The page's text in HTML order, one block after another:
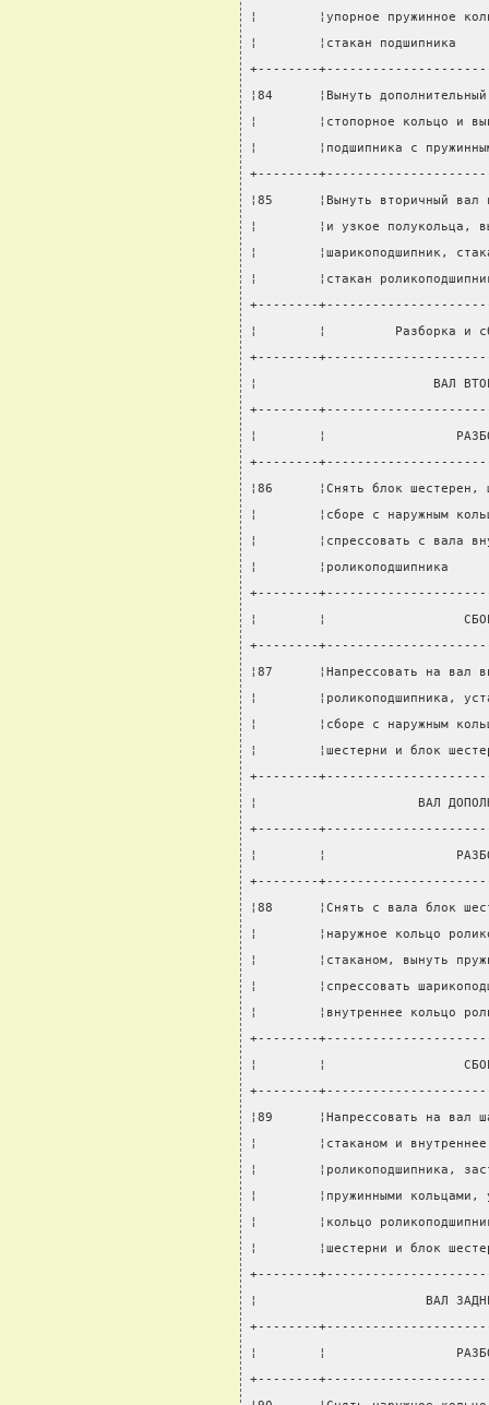
¦        ¦упорное пружинное
¦        ¦стакан
+--------
¦84      ¦Вынуть
¦        ¦стопорное кольцо и
¦        ¦подшипника с
+--------
¦85      ¦Вынуть вторичный
¦        ¦и узкое
¦        ¦шарикоподшипник,
¦        ¦стакан
+--------
¦        ¦         Разборка и
+--------
¦                       ВАЛ
+--------
¦        ¦
+--------
¦86      ¦Снять блок
¦        ¦сборе с наружным
¦        ¦спрессовать с вала
¦
+--------
¦        ¦
+--------
¦87      ¦Напрессовать на
¦        ¦роликоподшипника,
¦        ¦сборе с наружным
¦        ¦шестерни и блок
+--------
¦                     ВАЛ
+--------
¦        ¦
+--------
¦88      ¦Снять с вала блок
¦        ¦наружное кольцо
¦        ¦стаканом, вынуть
¦        ¦спрессовать
¦        ¦внутреннее кольцо
+--------
¦        ¦
+--------
¦89      ¦Напрессовать на вал
¦        ¦стаканом и
¦        ¦роликоподшипника,
¦        ¦пружинными
¦        ¦кольцо
¦        ¦шестерни и блок
+--------
¦                      ВАЛ
+--------
¦        ¦
+--------